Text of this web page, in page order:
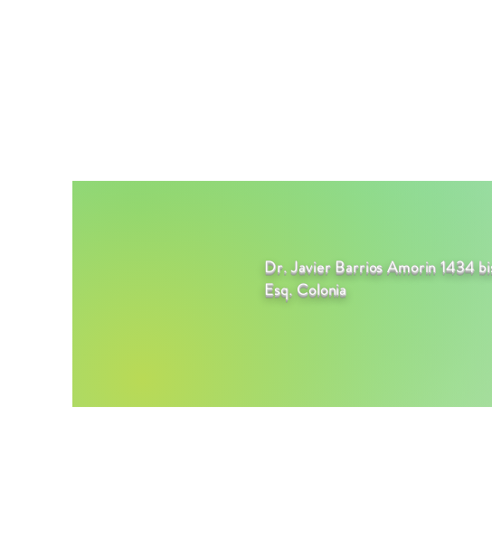
Dr. Javier Barrios Amorin 1434
Esq. Colonia